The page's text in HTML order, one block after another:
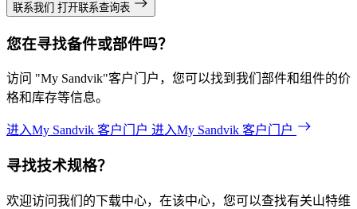
联系我们 打开联系查询表
您在寻找备件或部件吗？
访问 "My Sandvik"客户门户，您可以找到我们部件和组件的价
格和库存等信息。
进入My Sandvik 客户门户 进入My Sandvik 客户门户
寻找技术规格？
欢迎访问我们的下载中心，在该中心，您可以查找有关山特维